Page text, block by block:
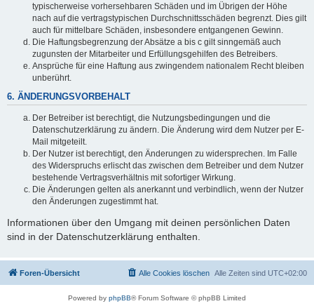
typischerweise vorhersehbaren Schäden und im Übrigen der Höhe
nach auf die vertragstypischen Durchschnittsschäden begrenzt. Dies gilt
auch für mittelbare Schäden, insbesondere entgangenen Gewinn.
Die Haftungsbegrenzung der Absätze a bis c gilt sinngemäß auch
zugunsten der Mitarbeiter und Erfüllungsgehilfen des Betreibers.
Ansprüche für eine Haftung aus zwingendem nationalem Recht bleiben
unberührt.
6. ÄNDERUNGSVORBEHALT
Der Betreiber ist berechtigt, die Nutzungsbedingungen und die
Datenschutzerklärung zu ändern. Die Änderung wird dem Nutzer per E-
Mail mitgeteilt.
Der Nutzer ist berechtigt, den Änderungen zu widersprechen. Im Falle
des Widerspruchs erlischt das zwischen dem Betreiber und dem Nutzer
bestehende Vertragsverhältnis mit sofortiger Wirkung.
Die Änderungen gelten als anerkannt und verbindlich, wenn der Nutzer
den Änderungen zugestimmt hat.
Informationen über den Umgang mit deinen persönlichen Daten
sind in der Datenschutzerklärung enthalten.
Foren-Übersicht Alle Zeiten sind UTC+02:00
Alle Cookies löschen
Powered by phpBB® Forum Software © phpBB Limited